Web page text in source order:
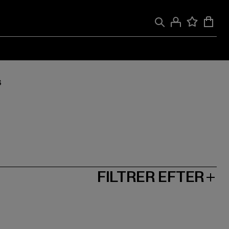
FILTRER EFTER